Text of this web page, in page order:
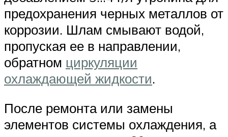
предохранения черных металлов от
коррозии. Шлам смывают водой,
пропуская ее в направлении,
обратном циркуляции
охлаждающей жидкости.
После ремонта или замены
элементов системы охлаждения, а